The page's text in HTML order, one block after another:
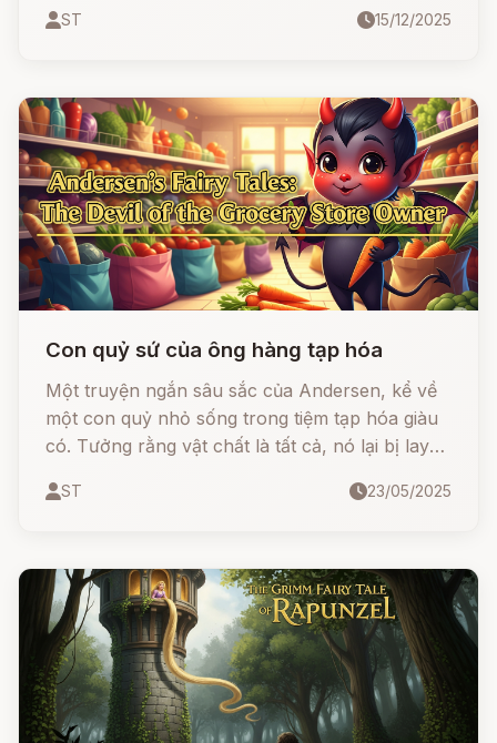
con về những cái bẫy cụ thể (thòng lọng, đá
học quý giá từ đứa con út: "Ở hiền gặp lành".
Xem ngay để đắm chìm trong bối cảnh cổ tích
châu Âu, học cách nhìn thấu sự đời và biết tin
vào những điều tử tế!
ST 15/12/2025
Con quỷ sứ của ông hàng tạp hóa
Một truyện ngắn sâu sắc của Andersen, kể về
một con quỷ nhỏ sống trong tiệm tạp hóa giàu
có. Tưởng rằng vật chất là tất cả, nó lại bị lay
của một chàng sinh viên nghèo sống trên gác
ST 23/05/2025